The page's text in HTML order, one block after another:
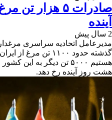
صادرات ۵ هزار
آینده
2 سال پیش
مدیرعامل اتحادیه سراسری
گذشته حدود ۱۱۰۰ تن
هستیم ۵۰۰۰ تن دیگر به
هشت روز آینده رخ دهد.